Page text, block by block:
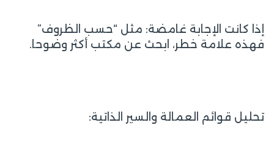
إذا كانت الإجابة غامضة: مثل “حسب الظروف”
فهذه علامة خطر، ابحث عن مكتب أكثر وضوحا.
تحليل قوائم العمالة والسير الذاتية: